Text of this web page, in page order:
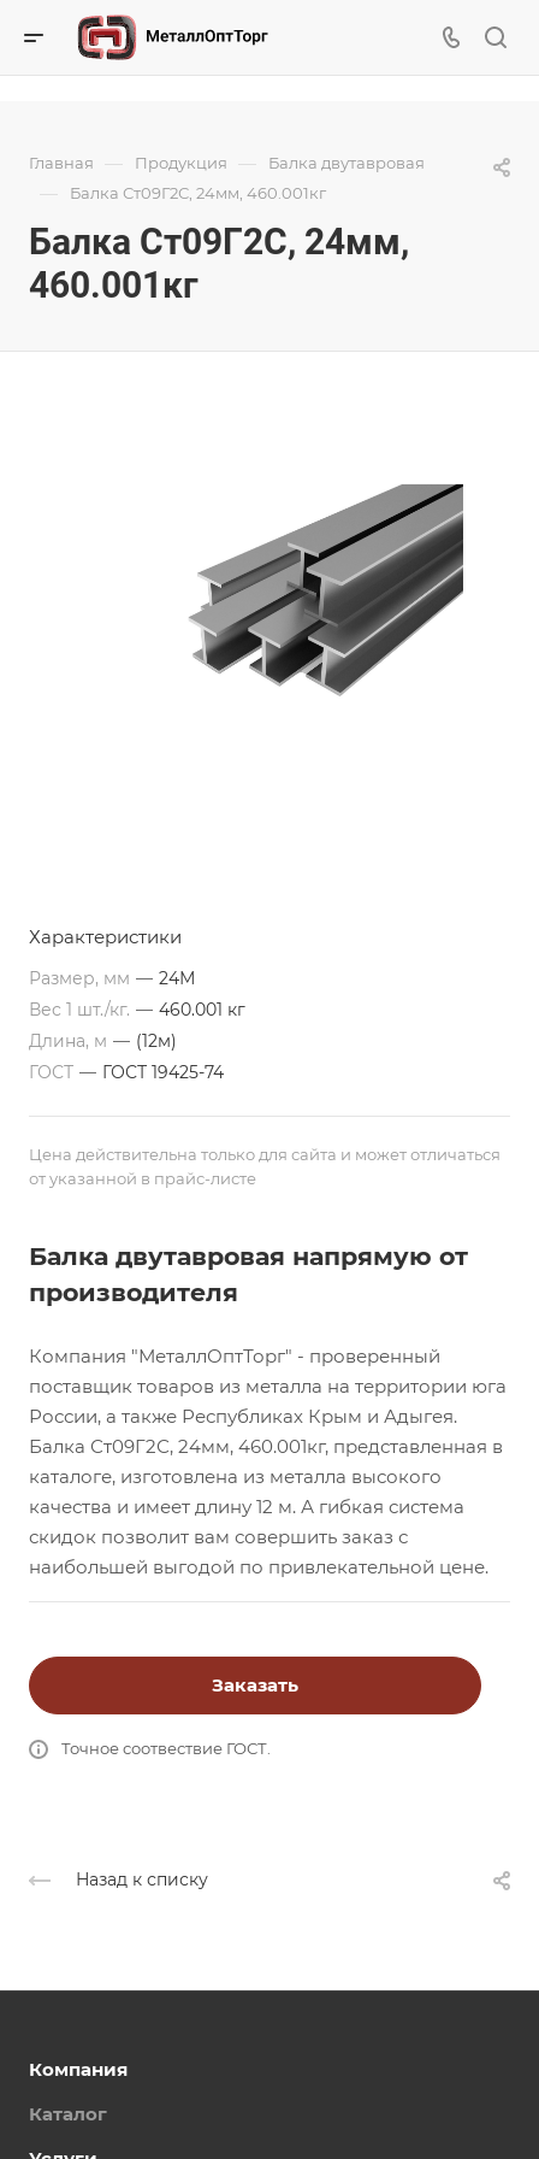
Главная — Продукция — Балка двутавровая
— Балка Ст09Г2С, 24мм, 460.001кг
Балка Ст09Г2С, 24мм,
460.001кг
Характеристики
Размер, мм — 24М
Вес 1 шт./кг. — 460.001 кг
Длина, м — (12м)
ГОСТ — ГОСТ 19425-74
Цена действительна только для сайта и может отличаться
от указанной в прайс-листе
Балка двутавровая напрямую от
производителя
Компания "МеталлОптТорг" - проверенный
поставщик товаров из металла на территории юга
России, а также Республиках Крым и Адыгея.
Балка Ст09Г2С, 24мм, 460.001кг, представленная в
каталоге, изготовлена из металла высокого
качества и имеет длину 12 м. А гибкая система
скидок позволит вам совершить заказ с
наибольшей выгодой по привлекательной цене.
Заказать
Точное соотвествие ГОСТ.
Назад к списку
Компания
Каталог